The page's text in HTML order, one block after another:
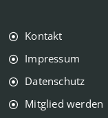
Kontakt
Impressum
Datenschutz
Mitglied werden